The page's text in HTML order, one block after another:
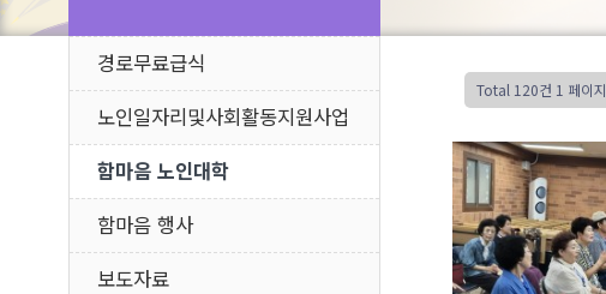
경로무료급식
노인일자리및사회활동지원사업
함마음 노인대학
함마음 행사
보도자료
Total 120건 1 페이지